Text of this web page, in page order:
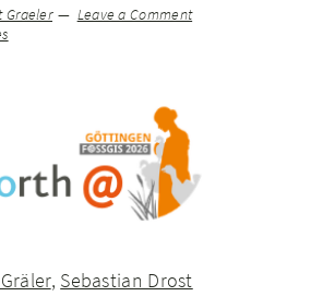
Graeler
Leave a Comment
, Sebastian Drost